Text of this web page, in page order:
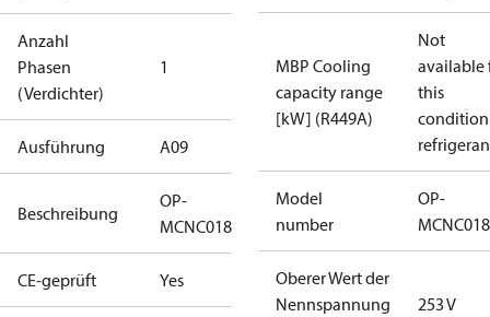
Anzahl
Phasen
(Verdichter)
1
Ausführung A09
Beschreibung
OP-
MCNC018NXA09G
CE-geprüft Yes
MBP Cooling
capacity range
[kW] (R449A)
Not
available
this
Model
number
OP-
Oberer Wert der
Nennspannung
253 V